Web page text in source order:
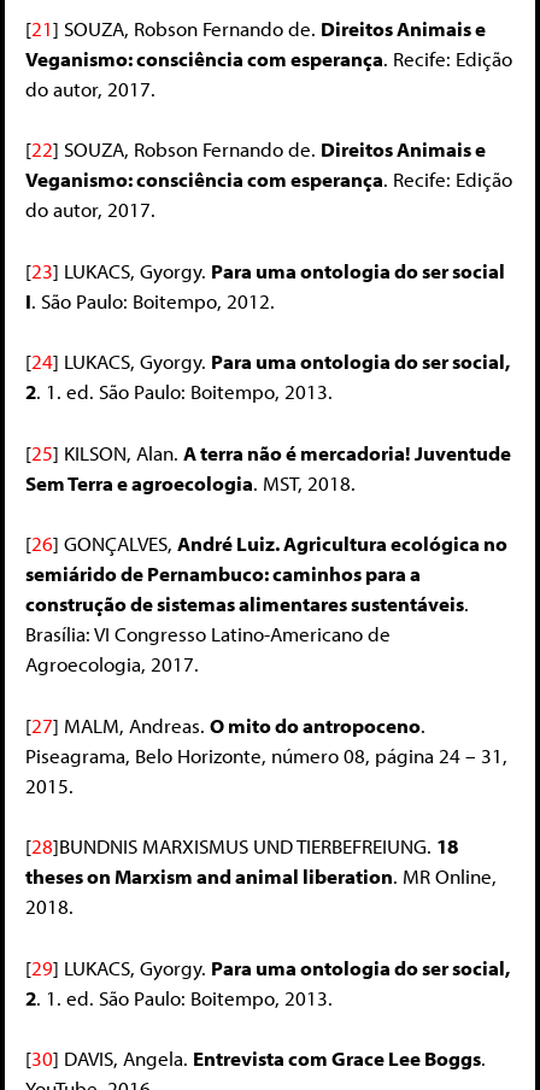
[21] SOUZA, Robson Fernando de. Direitos Animais e
Veganismo: consciência com esperança. Recife: Edição
do autor, 2017.
[22] SOUZA, Robson Fernando de. Direitos Animais e
Veganismo: consciência com esperança. Recife: Edição
do autor, 2017.
[23] LUKACS, Gyorgy. Para uma ontologia do ser social
I. São Paulo: Boitempo, 2012.
[24] LUKACS, Gyorgy. Para uma ontologia do ser social,
2. 1. ed. São Paulo: Boitempo, 2013.
[25] KILSON, Alan. A terra não é mercadoria! Juventude
Sem Terra e agroecologia. MST, 2018.
[26] GONÇALVES, André Luiz. Agricultura ecológica no
semiárido de Pernambuco: caminhos para a
construção de sistemas alimentares sustentáveis.
Brasília: VI Congresso Latino-Americano de
Agroecologia, 2017.
[27] MALM, Andreas. O mito do antropoceno.
Piseagrama, Belo Horizonte, número 08, página 24 – 31,
2015.
[28]BUNDNIS MARXISMUS UND TIERBEFREIUNG. 18
theses on Marxism and animal liberation. MR Online,
2018.
[29] LUKACS, Gyorgy. Para uma ontologia do ser social,
2. 1. ed. São Paulo: Boitempo, 2013.
[30] DAVIS, Angela. Entrevista com Grace Lee Boggs.